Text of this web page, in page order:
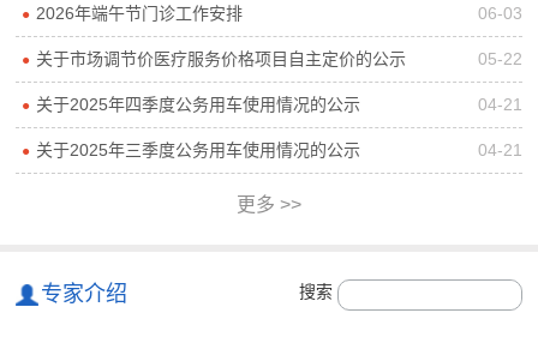
● 2026年端午节门诊工作安排 06-03
● 关于市场调节价医疗服务价格项目自主定价的公示 05-22
● 关于2025年四季度公务用车使用情况的公示 04-21
● 关于2025年三季度公务用车使用情况的公示 04-21
更多 >>
专家介绍 搜索